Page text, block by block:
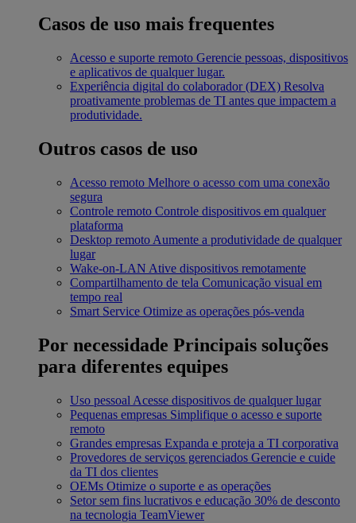
Casos de uso mais frequentes
Acesso e suporte remoto Gerencie pessoas, dispositivos
e aplicativos de qualquer lugar.
Experiência digital do colaborador (DEX) Resolva
proativamente problemas de TI antes que impactem a
produtividade.
Outros casos de uso
Acesso remoto Melhore o acesso com uma conexão
segura
Controle remoto Controle dispositivos em qualquer
plataforma
Desktop remoto Aumente a produtividade de qualquer
lugar
Wake-on-LAN Ative dispositivos remotamente
Compartilhamento de tela Comunicação visual em
tempo real
Smart Service Otimize as operações pós-venda
Por necessidade Principais soluções
para diferentes equipes
Uso pessoal Acesse dispositivos de qualquer lugar
Pequenas empresas Simplifique o acesso e suporte
remoto
Grandes empresas Expanda e proteja a TI corporativa
Provedores de serviços gerenciados Gerencie e cuide
da TI dos clientes
OEMs Otimize o suporte e as operações
Setor sem fins lucrativos e educação 30% de desconto
na tecnologia TeamViewer